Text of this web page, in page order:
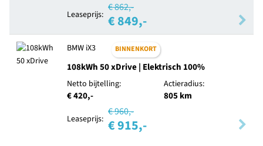
Leaseprijs:
€ 862,-
€ 849,-
BMW iX3 BINNENKORT
108kWh 50 xDrive | Elektrisch 100%
Netto bijtelling:
€ 420,-
Actieradius:
805 km
Leaseprijs:
€ 960,-
€ 915,-